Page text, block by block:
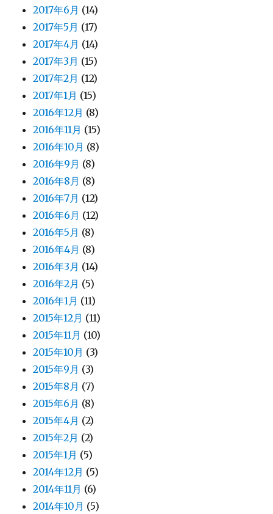
2017年6月 (14)
2017年5月 (17)
2017年4月 (14)
2017年3月 (15)
2017年2月 (12)
2017年1月 (15)
2016年12月 (8)
2016年11月 (15)
2016年10月 (8)
2016年9月 (8)
2016年8月 (8)
2016年7月 (12)
2016年6月 (12)
2016年5月 (8)
2016年4月 (8)
2016年3月 (14)
2016年2月 (5)
2016年1月 (11)
2015年12月 (11)
2015年11月 (10)
2015年10月 (3)
2015年9月 (3)
2015年8月 (7)
2015年6月 (8)
2015年4月 (2)
2015年2月 (2)
2015年1月 (5)
2014年12月 (5)
2014年11月 (6)
2014年10月 (5)